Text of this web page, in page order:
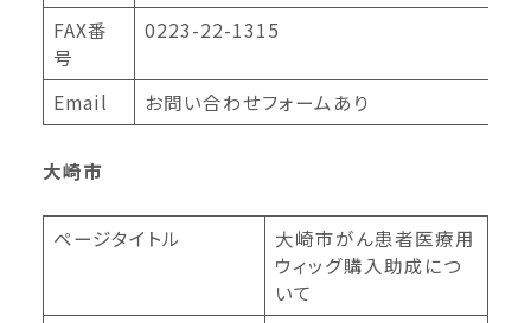
FAX番
号
0223-22-1315
Email お問い合わせフォームあり
大崎市
ページタイトル
大崎市がん患者医療用
ウィッグ購入助成につ
いて